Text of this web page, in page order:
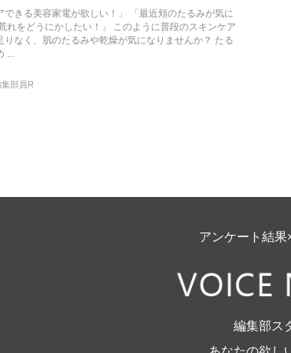
できる美容家電が欲しい！」 「最近頬のたるみが気に
れをどうにかしたい！」 このように普段のスキンケア
りなく、肌のたるみや乾燥が気になりませんか？ たる
...
集部員R
アンケート結果
編集部ス